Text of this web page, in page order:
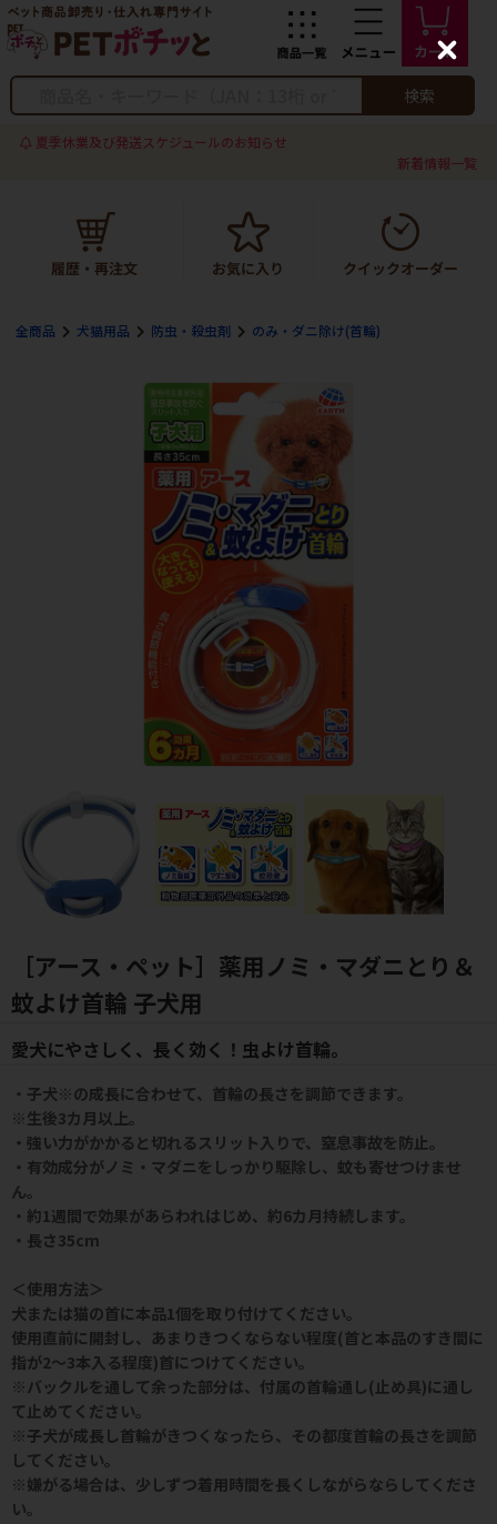
検索
夏季休業及び発送スケジュールのお知らせ
新着情報一覧
全商品 犬猫用品 防虫・殺虫剤 のみ・ダニ除け(首輪)
［アース・ペット］薬用ノミ・マダニとり＆
蚊よけ首輪 子犬用
愛犬にやさしく、長く効く！虫よけ首輪。
・子犬※の成長に合わせて、首輪の長さを調節できます。
※生後3カ月以上。
・強い力がかかると切れるスリット入りで、窒息事故を防止。
・有効成分がノミ・マダニをしっかり駆除し、蚊も寄せつけませ
ん。
・約1週間で効果があらわれはじめ、約6カ月持続します。
・長さ35cm
＜使用方法＞
犬または猫の首に本品1個を取り付けてください。
使用直前に開封し、あまりきつくならない程度(首と本品のすき間に
指が2～3本入る程度)首につけてください。
※バックルを通して余った部分は、付属の首輪通し(止め具)に通し
て止めてください。
※子犬が成長し首輪がきつくなったら、その都度首輪の長さを調節
してください。
※嫌がる場合は、少しずつ着用時間を長くしながらならしてくださ
い。
C
l
s